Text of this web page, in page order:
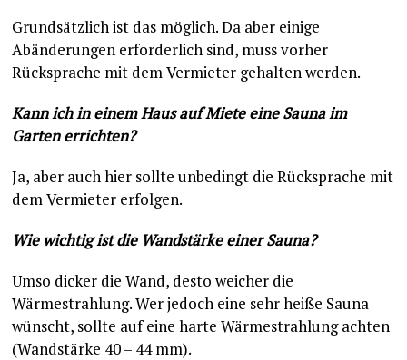
Grundsätzlich ist das möglich. Da aber einige
Abänderungen erforderlich sind, muss vorher
Rücksprache mit dem Vermieter gehalten werden.
Kann ich in einem Haus auf Miete eine Sauna im
Garten errichten?
Ja, aber auch hier sollte unbedingt die Rücksprache mit
dem Vermieter erfolgen.
Wie wichtig ist die Wandstärke einer Sauna?
Umso dicker die Wand, desto weicher die
Wärmestrahlung. Wer jedoch eine sehr heiße Sauna
wünscht, sollte auf eine harte Wärmestrahlung achten
(Wandstärke 40 – 44 mm).